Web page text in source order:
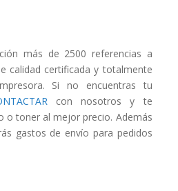
más de 2500 referencias a
calidad certificada y totalmente
Si no encuentras tu
con nosotros y te
o toner al mejor precio. Además
gastos de envío para pedidos